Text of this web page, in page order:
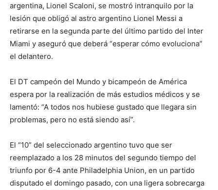
argentina, Lionel Scaloni, se mostró intranquilo por la
lesión que obligó al astro argentino Lionel Messi a
retirarse en la segunda parte del último partido del Inter
Miami y aseguró que deberá “esperar cómo evoluciona”
el delantero.
El DT campeón del Mundo y bicampeón de América
espera por la realización de más estudios médicos y se
lamentó: “A todos nos hubiese gustado que llegara sin
problemas, pero no está siendo así”.
El “10” del seleccionado argentino tuvo que ser
reemplazado a los 28 minutos del segundo tiempo del
triunfo por 6-4 ante Philadelphia Union, en un partido
disputado el domingo pasado, con una ligera sobrecarga